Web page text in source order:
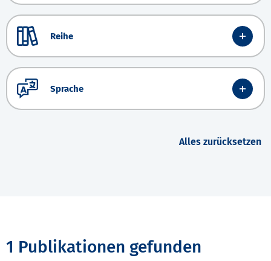
Reihe
Sprache
Alles zurücksetzen
1 Publikationen gefunden